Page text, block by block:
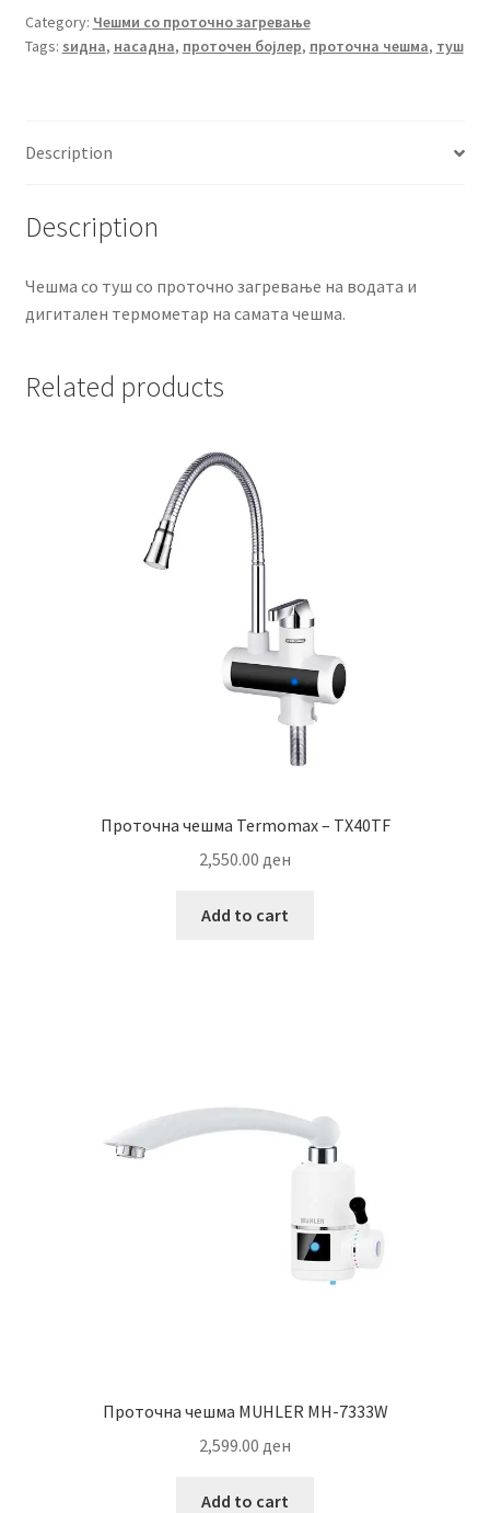
проточно
загревање
насадна
Category: Чешми со проточно загревање
Tags: ѕидна, насадна, проточен бојлер, проточна чешма, туш
Description
Description
Чешма со туш со проточно загревање на водата и
дигитален термометар на самата чешма.
Related products
Проточна чешма Termomax – TX40TF
2,550.00 ден
Add to cart
Проточна чешма MUHLER MH-7333W
2,599.00 ден
Add to cart